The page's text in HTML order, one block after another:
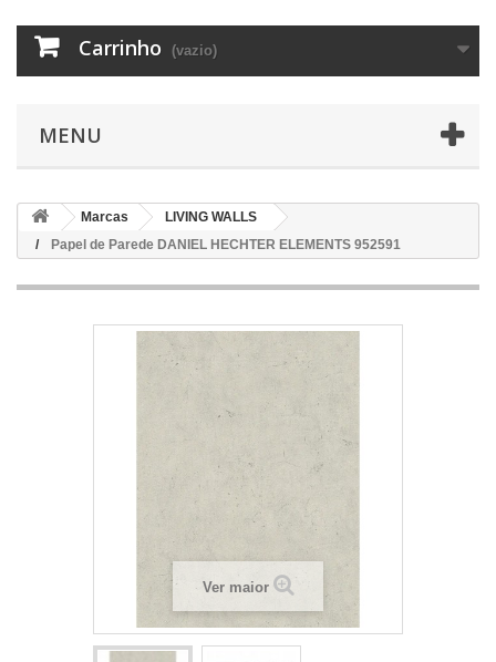
Carrinho (vazio)
MENU
Marcas
LIVING WALLS
Papel de Parede DANIEL HECHTER ELEMENTS 952591
Ver maior